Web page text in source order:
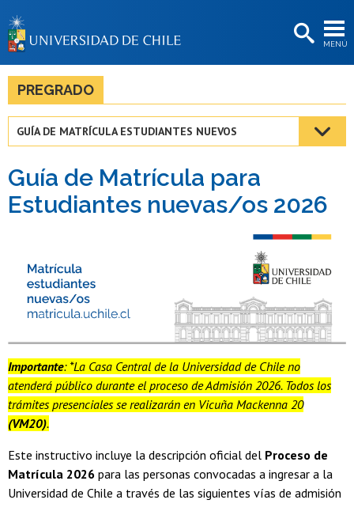
MENÚ
BIBLIOTECAS
Estudiantes
Académicas/os
Funcionarias/os
PREGRADO
GUÍA DE MATRÍCULA ESTUDIANTES NUEVOS
Guía de Matrícula para
Estudiantes nuevas/os 2026
Importante: *La Casa Central de la Universidad de Chile no
atenderá público durante el proceso de Admisión 2026. Todos los
trámites presenciales se realizarán en Vicuña Mackenna 20
(VM20).
Este instructivo incluye la descripción oficial del Proceso de
Matrícula 2026 para las personas convocadas a ingresar a la
Universidad de Chile a través de las siguientes vías de admisión